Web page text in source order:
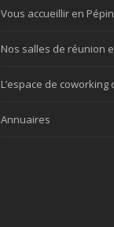
Vous accueillir en
Nos salles de réunion
L’espace de
Annuaires